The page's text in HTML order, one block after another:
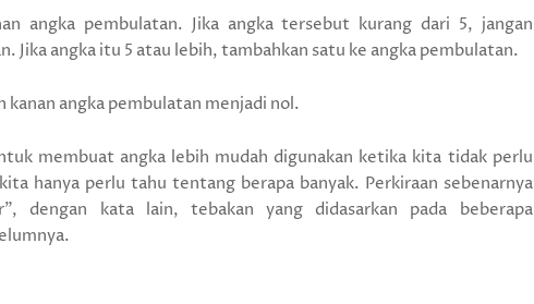
angka pembulatan. Jika angka tersebut kurang dari 5, jangan
Jika angka itu 5 atau lebih, tambahkan satu ke angka pembulatan.
kanan angka pembulatan menjadi nol.
membuat angka lebih mudah digunakan ketika kita tidak perlu
hanya perlu tahu tentang berapa banyak. Perkiraan sebenarnya
dengan kata lain, tebakan yang didasarkan pada beberapa